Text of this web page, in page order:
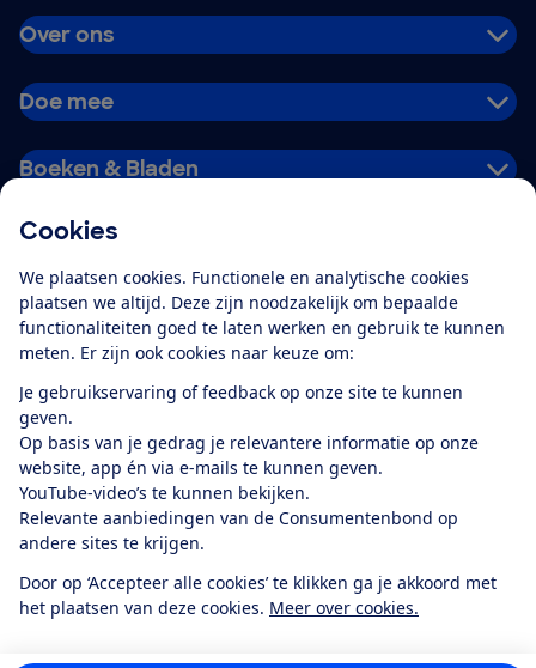
Cookies
We plaatsen cookies. Functionele en analytische cookies
plaatsen we altijd. Deze zijn noodzakelijk om bepaalde
functionaliteiten goed te laten werken en gebruik te kunnen
meten. Er zijn ook cookies naar keuze om:
Je gebruikservaring of feedback op onze site te kunnen
geven.
Op basis van je gedrag je relevantere informatie op onze
website, app én via e-mails te kunnen geven.
YouTube-video’s te kunnen bekijken.
Relevante aanbiedingen van de Consumentenbond op
andere sites te krijgen.
Door op ‘Accepteer alle cookies’ te klikken ga je akkoord met
het plaatsen van deze cookies. Meer over cookies.
Over ons
Doe mee
Boeken & Bladen
Alles over de
app
Algemene Voorwaarden
Privacyverklaring
Cookiebeleid
Privacyvoorkeuren
Toegankelijkheid
RSS-feed nieuws
Facebook
TwitterInstagram
YoutubeLinkedIn
12.901consumentenbeoordelen de Consumentenbondmet gemiddeld